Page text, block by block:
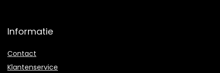
Informatie
Contact
Klantenservice